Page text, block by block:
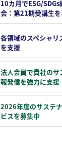
10カ月でESG/
会：第21期受講生
各領域のスペシャリ
を支援
法人会員で貴社の
報発信を強力に支援
2026年度のサステ
ビスを募集中